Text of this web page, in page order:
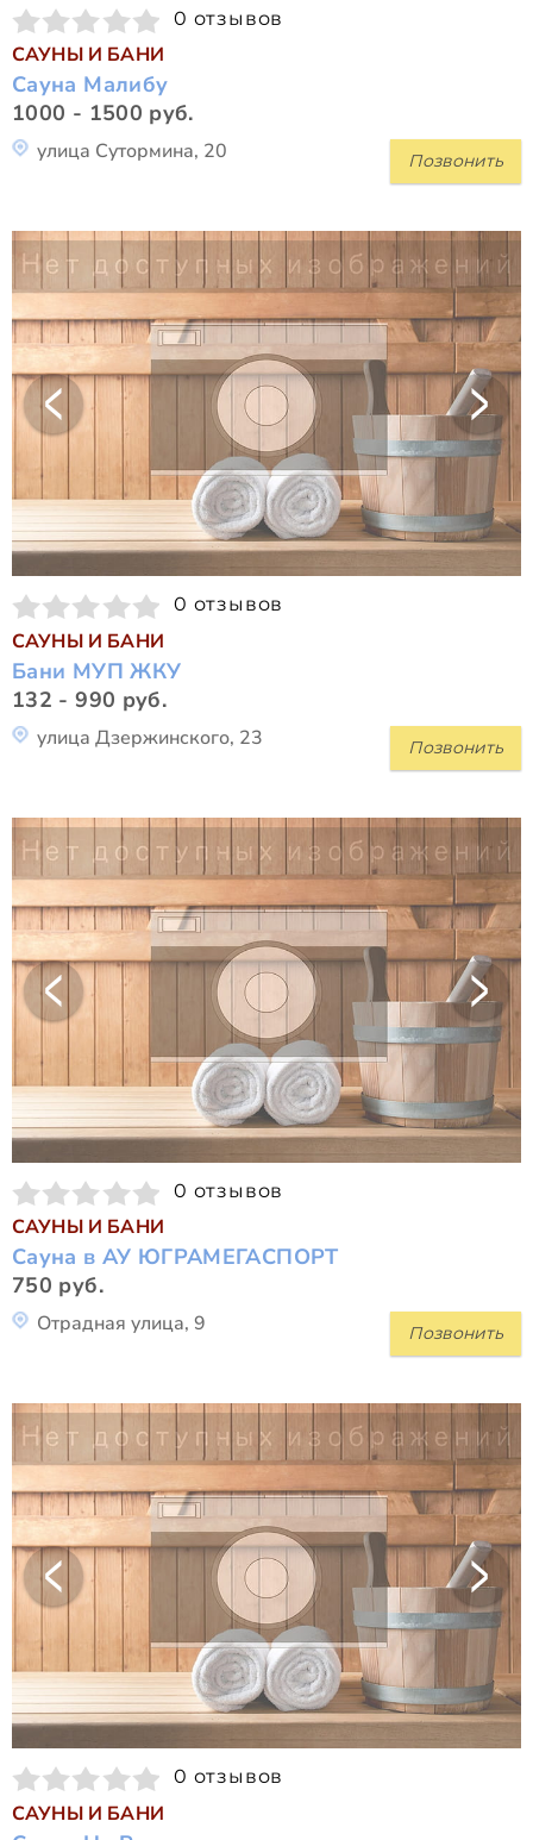
0 отзывов
САУНЫ И БАНИ
Сауна Малибу
1000 - 1500 руб.
Позвонить
улица Сутормина, 20
0 отзывов
САУНЫ И БАНИ
Бани МУП ЖКУ
132 - 990 руб.
Позвонить
улица Дзержинского, 23
0 отзывов
САУНЫ И БАНИ
Сауна в АУ ЮГРАМЕГАСПОРТ
750 руб.
Позвонить
Отрадная улица, 9
0 отзывов
САУНЫ И БАНИ